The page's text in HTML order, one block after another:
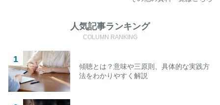
人気記事ランキング
COLUMN RANKING
傾聴とは？意味や三原則、具体的な実践方
法をわかりやすく解説